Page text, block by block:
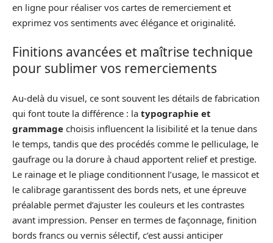
en ligne pour réaliser vos cartes de remerciement et
exprimez vos sentiments avec élégance et originalité.
Finitions avancées et maîtrise technique
pour sublimer vos remerciements
Au-delà du visuel, ce sont souvent les détails de fabrication
qui font toute la différence : la typographie et
grammage choisis influencent la lisibilité et la tenue dans
le temps, tandis que des procédés comme le pelliculage, le
gaufrage ou la dorure à chaud apportent relief et prestige.
Le rainage et le pliage conditionnent l’usage, le massicot et
le calibrage garantissent des bords nets, et une épreuve
préalable permet d’ajuster les couleurs et les contrastes
avant impression. Penser en termes de façonnage, finition
bords francs ou vernis sélectif, c’est aussi anticiper